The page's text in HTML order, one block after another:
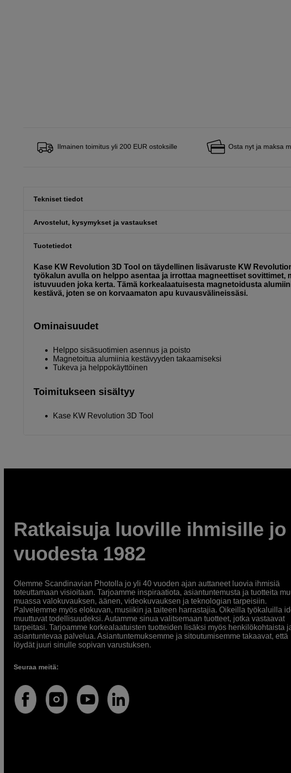
Ilmainen toimitus yli 200 EUR ostoksille Osta nyt ja maksa
Tekniset tiedot
Arvostelut, kysymykset ja vastaukset
Tuotetiedot
Kase KW Revolution 3D Tool on täydellinen lisävaruste KW
työkalun avulla on helppo asentaa ja irrottaa magneettiset sovittimet,
istuvuuden joka kerta. Tämä korkealaatuisesta magnetoidusta
kestävä, joten se on korvaamaton apu kuvausvälineissäsi.
Ominaisuudet
Helppo sisäsuotimien asennus ja poisto
Magnetoitua alumiinia kestävyyden takaamiseksi
Tukeva ja helppokäyttöinen
Toimitukseen sisältyy
Kase KW Revolution 3D Tool
Ratkaisuja luoville ihmisille jo
vuodesta 1982
Olemme Scandinavian Photolla jo yli 40 vuoden ajan auttaneet luovia ihmisiä
toteuttamaan visioitaan. Tarjoamme inspiraatiota, asiantuntemusta ja tuotteita
muassa valokuvauksen, äänen, videokuvauksen ja teknologian tarpeisiin.
Palvelemme myös elokuvan, musiikin ja taiteen harrastajia. Oikeilla työkaluilla
muuttuvat todellisuudeksi. Autamme sinua valitsemaan tuotteet, jotka vastaavat
tarpeitasi. Tarjoamme korkealaatuisten tuotteiden lisäksi myös henkilökohtaista
asiantuntevaa palvelua. Asiantuntemuksemme ja sitoutumisemme takaavat, että
löydät juuri sinulle sopivan varustuksen.
Seuraa meitä: